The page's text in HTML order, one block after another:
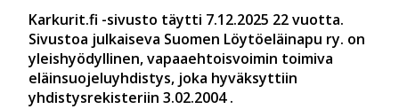
Karkurit.fi -sivusto täytti 7.12.2025 22 vuotta.
Sivustoa julkaiseva Suomen Löytöeläinapu ry. on
yleishyödyllinen, vapaaehtoisvoimin toimiva
eläinsuojeluyhdistys, joka hyväksyttiin
yhdistysrekisteriin 3.02.2004 .